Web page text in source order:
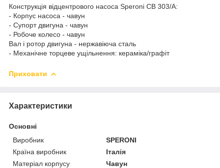
Конструкція відцентрового насоса Speroni CB 303/A:
- Корпус насоса - чавун
- Супорт двигуна - чавун
- Робоче колесо - чавун
Вал і ротор двигуна - нержавіюча сталь
- Механічне торцеве ущільнення: кераміка/графіт
Приховати
Характеристики
Основні
Виробник
SPERONI
Країна виробник
Італія
Матеріал корпусу
Чавун